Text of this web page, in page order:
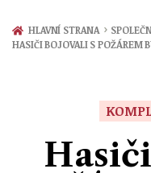
Zprávy
Přerov
Ekonomika
Ženy
Sport
HLAVNÍ STRANA ›
HASIČI BOJOVALI S POŽÁREM